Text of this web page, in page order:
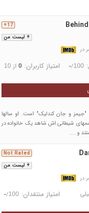
+ لیست من
17+
-/100 امتیاز کاربران: 0از 10
کارگردانی برادران "جیمز و جان کندلیک" است. او سالها
شیطانی اش شاهد یک خانواده در
و ....
+ لیست من
Not Rated
امتیاز منتقدان: -/100